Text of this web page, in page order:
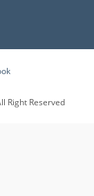
Right Reserved